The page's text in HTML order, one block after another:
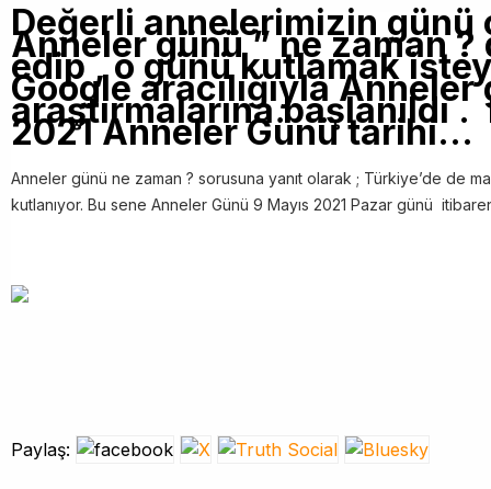
Değerli annelerimizin günü
Anneler günü ” ne zaman
edip , o günü kutlamak
Google aracılığıyla
araştırmalarına başlanıldı
2021 Anneler Günü tarihi…
Anneler günü ne zaman ? sorusuna yanıt olarak ; Türkiye’de de
kutlanıyor. Bu sene Anneler Günü 9 Mayıs 2021 Pazar günü
Paylaş: